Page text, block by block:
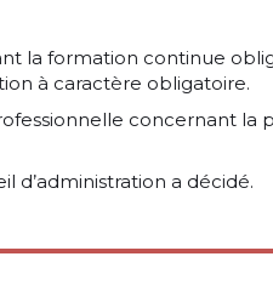
la formation continue
à caractère obligatoire.
concernant la
d’administration a décidé.